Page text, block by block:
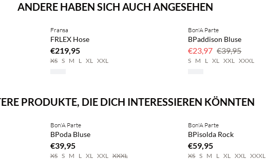
ANDERE HABEN SICH AUCH ANGESEHEN
Fransa
FRLEX Hose
€219,95
XS S M L XL XXL
Bon'A Parte
BPaddison Bluse
€23,97 €39,95
S M L XL XXL XXXL
PRODUKTE, DIE DICH INTERESSIEREN KÖNNTEN
Bon'A Parte
BPoda Bluse
€39,95
XS S M L XL XXL XXXL
Bon'A Parte
BPisolda Rock
€59,95
XS S M L XL XXL XXXL